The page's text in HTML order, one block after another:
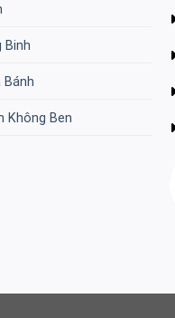
Binh
Bánh
Không Ben